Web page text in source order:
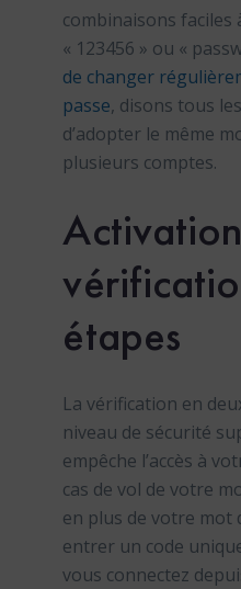
combinaisons faciles
« 123456 » ou «
de changer
passe, disons tous
d’adopter le même
plusieurs comptes.
étapes
La vérification en
niveau de sécurité
empêche l’accès à
cas de vol de votre
en plus de votre mot
entrer un code
vous connectez